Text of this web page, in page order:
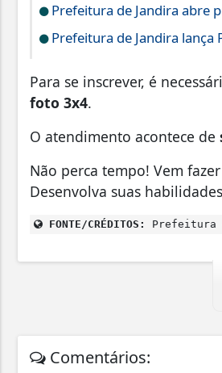
Prefeitura de Jandira abre
Prefeitura de Jandira lança
Para se inscrever, é
foto 3x4.
O atendimento acontece de
Não perca tempo! Vem
Desenvolva suas
FONTE/CRÉDITOS: Prefeitura
Comentários: